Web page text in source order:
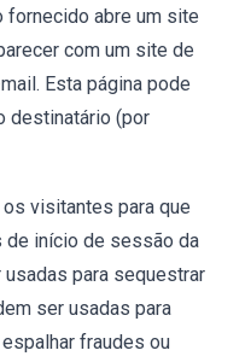
fornecido abre um site
com um site de
Esta página pode
destinatário (por
visitantes para que
de início de sessão da
para sequestrar
ser usadas para
fraudes ou